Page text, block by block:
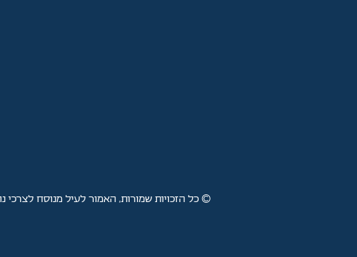
© כל הזכויות שמורות, האמור לעיל מנוסח לצרכי